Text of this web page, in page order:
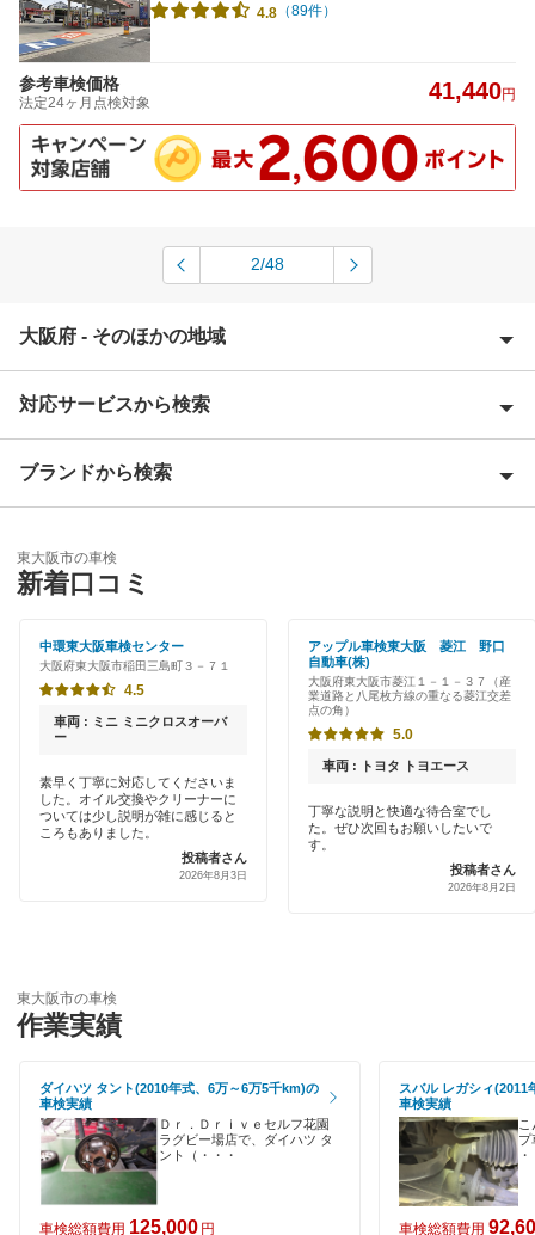
4.8 （89件）
参考車検価格
法定24ヶ月点検対象 41,440円
2/48
大阪府 - そのほかの地域
池田市
泉佐野市
和泉市
茨木市
大阪狭山市
貝塚市
交野市
四條畷市
吹田市
摂津市
泉南郡
対応サービスから検索
Award 受賞店
特典あり
新車初回割りあり
早割りあり
土日祝OK
ハイブリッド車OK
120分以内の車検
1日車検
夜間受付
ブランドから検索
「車検の速太郎」
アップル車検
オートバックス
チャレンジ車検
出光リテール車検
伊藤忠エネクス
ミタニ車検
GTNET×カフェ車検
キグナス車検
上原B-cle車検
ホリデー車検
東大阪市の車検
新着口コミ
中環東大阪車検センター
大阪府東大阪市稲田三島町３－７１
4.5
車両 : ミニ ミニクロスオーバ
ー
素早く丁寧に対応してくださいま
した。オイル交換やクリーナーに
ついては少し説明が雑に感じると
ころもありました。
投稿者さん
2026年8月3日
アップル車検東大阪 菱江 野口
自動車(株)
大阪府東大阪市菱江１－１－３７（産
業道路と八尾枚方線の重なる菱江交差
点の角）
5.0
車両 : トヨタ トヨエース
丁寧な説明と快適な待合室でし
た。ぜひ次回もお願いしたいで
す。
投稿者さん
2026年8月2日
東大阪市の車検
作業実績
ダイハツ タント(2010年式、6万～6万5千km)の
車検実績
Ｄｒ．Ｄｒｉｖｅセルフ花園
ラグビー場店で、ダイハツ タ
ント（・・・
車検総額費用 125,000 円
スバル レガシィ(2011
車検実績
こ
プ
車検総額費用